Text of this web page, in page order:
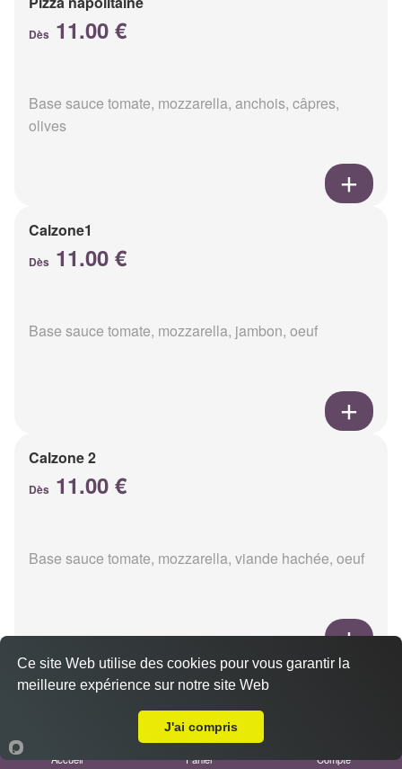
Dès 11.00 €
Base sauce tomate, mozzarella, anchois, câpres,
olives
Calzone1
Dès 11.00 €
Base sauce tomate, mozzarella, jambon, oeuf
Calzone 2
Dès 11.00 €
Base sauce tomate, mozzarella, viande hachée, oeuf
Calzon 3
Accueil Panier Compte
Ce site Web utilise des cookies pour vous garantir la
meilleure expérience sur notre site Web
J'ai compris